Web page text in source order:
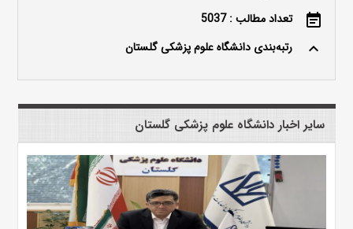
event_note تعداد مطالب : 5037
keyboard_arrow_up رتبه‌بندی دانشگاه علوم پزشکی گلستان
سایر اخبار دانشگاه علوم پزشکی گلستان